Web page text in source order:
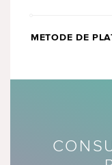
METODE DE